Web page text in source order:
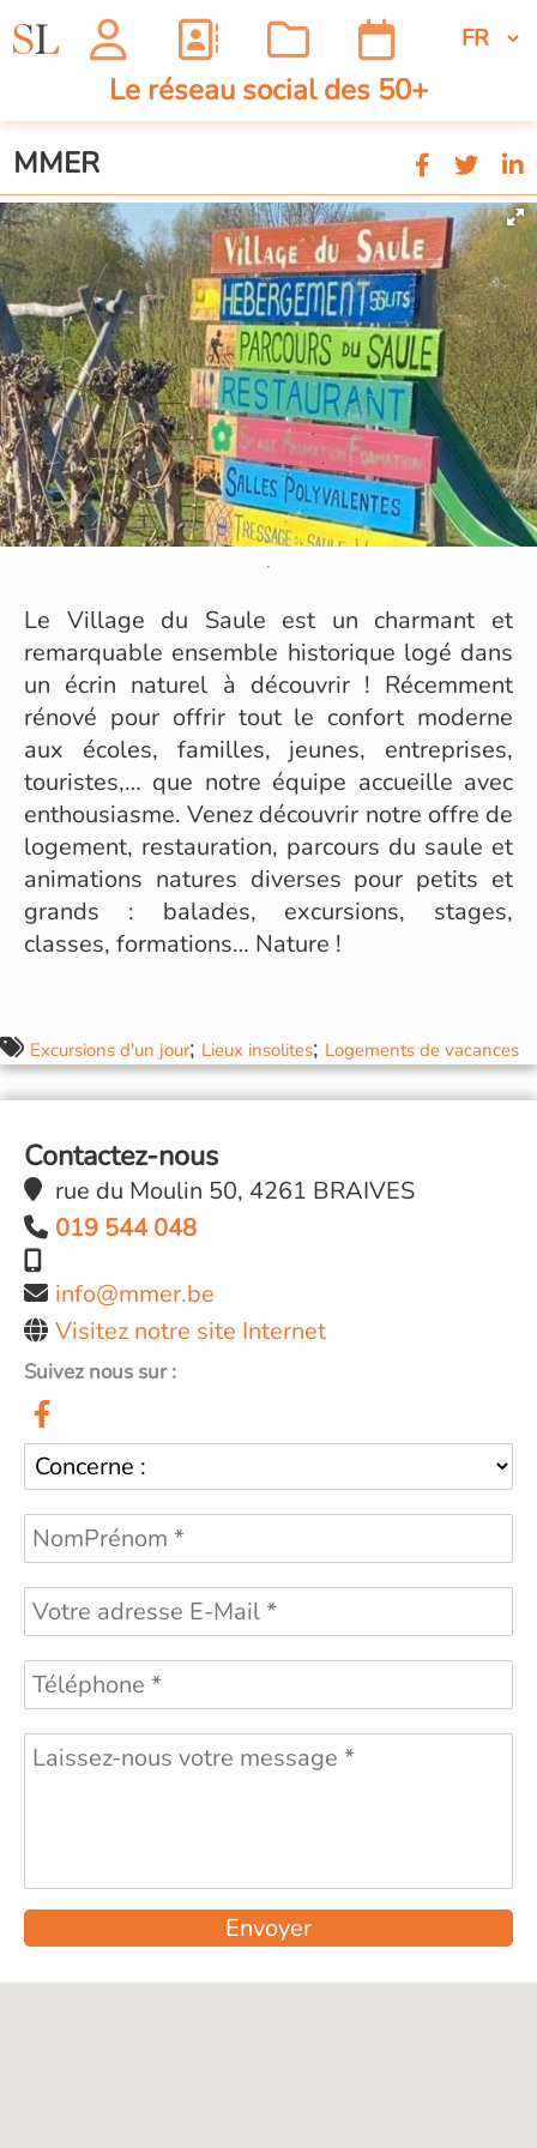
Le réseau social des 50+
MMER
Le Village du Saule est un charmant et
remarquable ensemble historique logé dans
un écrin naturel à découvrir ! Récemment
rénové pour offrir tout le confort moderne
aux écoles, familles, jeunes, entreprises,
touristes,… que notre équipe accueille avec
enthousiasme. Venez découvrir notre offre de
logement, restauration, parcours du saule et
animations natures diverses pour petits et
grands : balades, excursions, stages,
classes, formations… Nature !
Excursions d'un jour; Lieux insolites; Logements de vacances
Contactez-nous
rue du Moulin 50, 4261 BRAIVES
019 544 048
info@mmer.be
Visitez notre site Internet
Suivez nous sur :
Envoyer